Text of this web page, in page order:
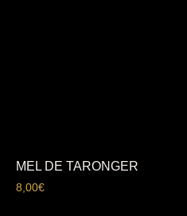
MEL DE TARONGER
8,00€